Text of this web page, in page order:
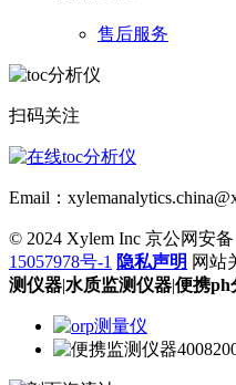
售后服务
扫码关注
Email：
© 2024 Xylem Inc 京公网安备
15057978号-1 隐私声明 网站
测仪器|水质监测仪器|便携ph